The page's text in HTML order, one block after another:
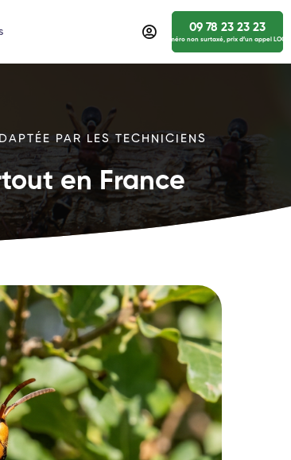
09 78 23 23 23
numéro non surtaxé, prix d’un appel
PAR LES TECHNICIENS
en France